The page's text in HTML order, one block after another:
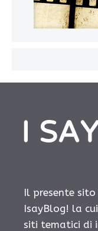
Il presente
IsayBlog! la
siti tematici di